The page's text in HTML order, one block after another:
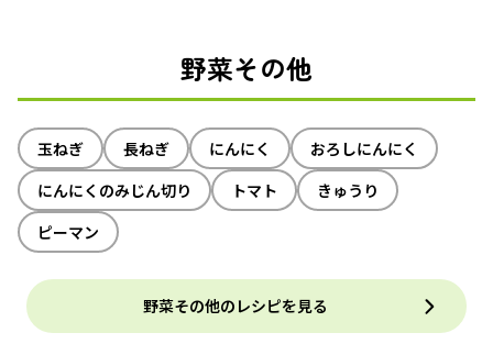
野菜その他
玉ねぎ 長ねぎ にんにく
おろしにんにく
にんにくのみじん切り
トマト
きゅうり
ピーマン
野菜その他のレシピを見る